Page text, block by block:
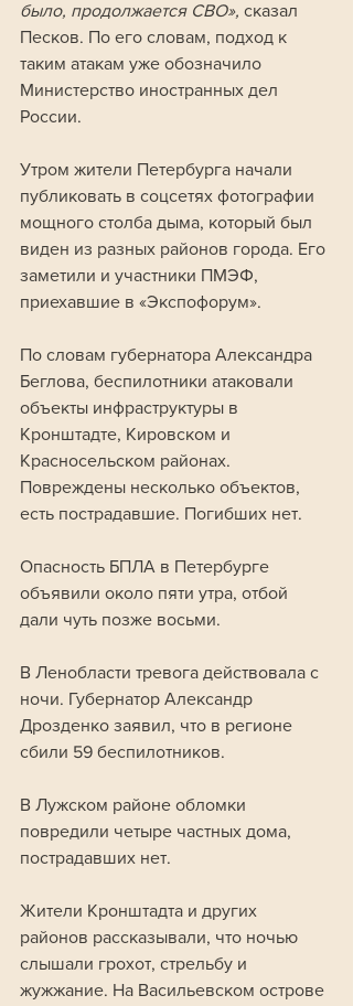
было, продолжается СВО», сказал
Песков. По его словам, подход к
таким атакам уже обозначило
Министерство иностранных дел
России.
Утром жители Петербурга начали
публиковать в соцсетях фотографии
мощного столба дыма, который был
виден из разных районов города. Его
заметили и участники ПМЭФ,
приехавшие в «Экспофорум».
По словам губернатора Александра
Беглова, беспилотники атаковали
объекты инфраструктуры в
Кронштадте, Кировском и
Красносельском районах.
Повреждены несколько объектов,
есть пострадавшие. Погибших нет.
Опасность БПЛА в Петербурге
объявили около пяти утра, отбой
дали чуть позже восьми.
В Ленобласти тревога действовала с
ночи. Губернатор Александр
Дрозденко заявил, что в регионе
сбили 59 беспилотников.
В Лужском районе обломки
повредили четыре частных дома,
пострадавших нет.
Жители Кронштадта и других
районов рассказывали, что ночью
слышали грохот, стрельбу и
жужжание. На Васильевском острове